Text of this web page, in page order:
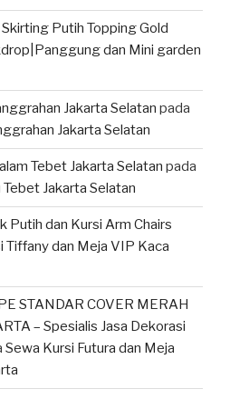
Putih Topping Gold
dan Mini garden
Jakarta Selatan pada
Jakarta Selatan
Tebet Jakarta Selatan pada
Jakarta Selatan
Putih dan Kursi Arm Chairs
Tiffany dan Meja VIP Kaca
STANDAR COVER MERAH
– Spesialis Jasa Dekorasi
Sewa Kursi Futura dan Meja